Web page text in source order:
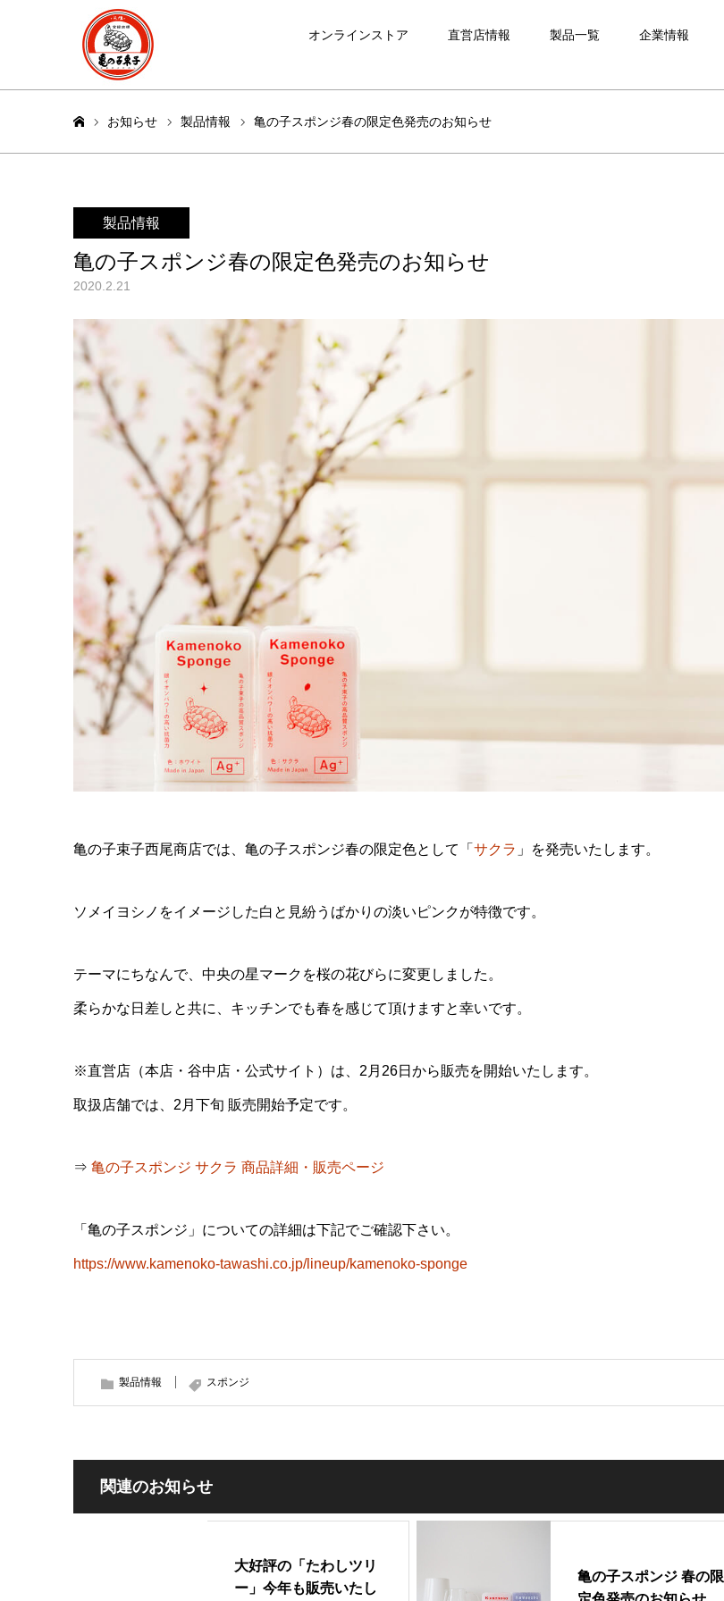
オンラインストア 直営店情報 製品一覧 企業情報
お知らせ 製品情報 亀の子スポンジ春の限定色発売のお知らせ
製品情報
亀の子スポンジ春の限定色発売のお知らせ
2020.2.21
亀の子束子西尾商店では、亀の子スポンジ春の限定色として「 サクラ 」を発売いたします。
ソメイヨシノをイメージした白と見紛うばかりの淡いピンクが特徴です。
テーマにちなんで、中央の星マークを桜の花びらに変更しました。
柔らかな日差しと共に、キッチンでも春を感じて頂けますと幸いです。
※直営店（本店・谷中店・公式サイト）は、2月26日から販売を開始いたします。
取扱店舗では、2月下旬 販売開始予定です。
⇒ 亀の子スポンジ サクラ 商品詳細・販売ページ
「亀の子スポンジ」についての詳細は下記でご確認下さい。
https://www.kamenoko-tawashi.co.jp/lineup/kamenoko-sponge
製品情報 スポンジ
関連のお知らせ
大好評の「たわしツリ
ー」今年も販売いたし
亀の子スポンジ 春の限